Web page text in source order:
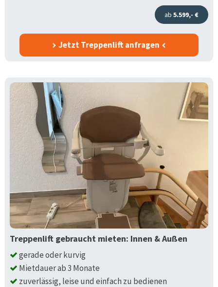
ab 5.599,- €
Jetzt Treppenlift anfragen
Treppenlift gebraucht mieten: Innen & Außen
gerade oder kurvig
Mietdauer ab 3 Monate
zuverlässig, leise und einfach zu bedienen